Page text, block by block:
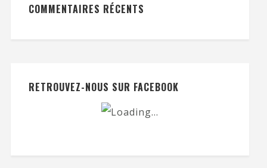
COMMENTAIRES RÉCENTS
RETROUVEZ-NOUS SUR FACEBOOK